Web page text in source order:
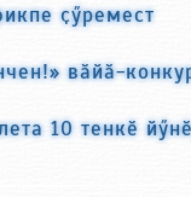
ҫӳремест
вӑйӑ-
10 тенкӗ